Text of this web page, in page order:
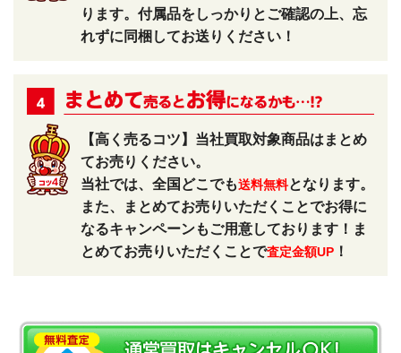
ります。付属品をしっかりとご確認の上、忘
れずに同梱してお送りください！
【高く売るコツ】当社買取対象商品はまとめ
てお売りください。
当社では、全国どこでも送料無料となります。
また、まとめてお売りいただくことでお得に
なるキャンペーンもご用意しております！ま
とめてお売りいただくことで査定金額UP ！